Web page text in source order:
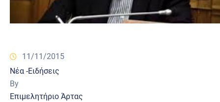
11/11/2015
Νέα -Ειδήσεις
By
Επιμελητήριο Άρτας